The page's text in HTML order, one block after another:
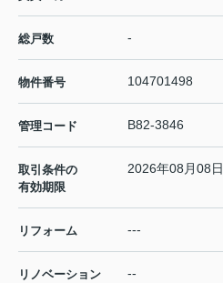
総戸数 -
物件番号 104701498
管理コード B82-3846
取引条件の
有効期限
2026年08月08日
リフォーム ---
リノベーション --